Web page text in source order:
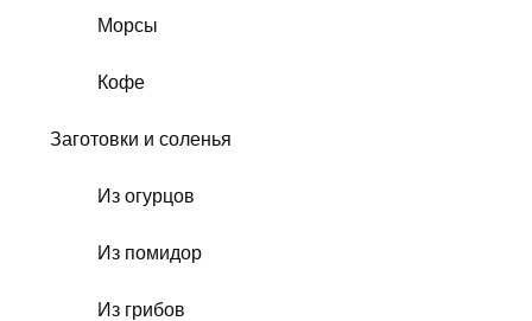
Морсы
Кофе
Заготовки и соленья
Из огурцов
Из помидор
Из грибов